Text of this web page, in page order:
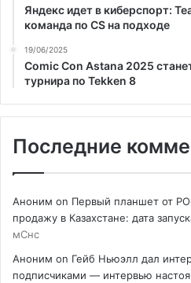
Яндекс идет в киберспорт:
команда по CS на подходе
19/06/2025
Comic Con Astana 2025
турнира по Tekken 8
Последние
Аноним on Первый планшет от
продажу в Казахстане: дата
мСнс
Аноним on Гейб Ньюэлл дал
подписчиками — интервью